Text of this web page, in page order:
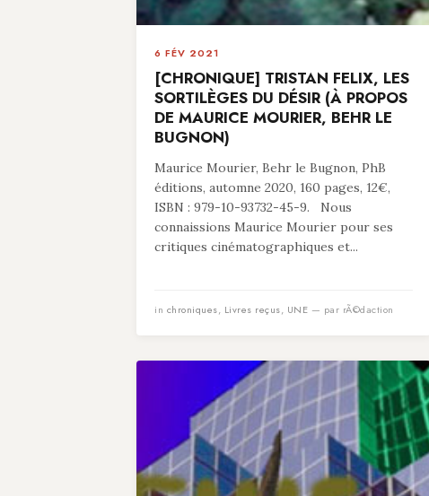
6 FÉV 2021
[CHRONIQUE] TRISTAN FELIX, LES
SORTILÈGES DU DÉSIR (À PROPOS
DE MAURICE MOURIER, BEHR LE
BUGNON)
Maurice Mourier, Behr le Bugnon, PhB
éditions, automne 2020, 160 pages, 12€,
ISBN : 979-10-93732-45-9. Nous
connaissions Maurice Mourier pour ses
critiques cinématographiques et...
in chroniques, Livres reçus, UNE — par rÃ©daction